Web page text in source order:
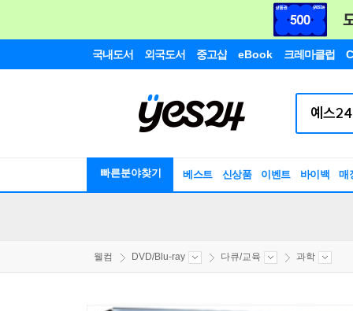
국내도서 외국도서 중고샵 eBook 크레마클럽
빠른분야찾기 베스트 신상품 이벤트 바이백 매
웰컴 DVD/Blu-ray 다큐/교육 과학